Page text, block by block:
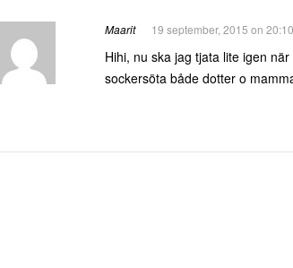
Maarit 19 september, 2015 on 20:10
Hihi, nu ska jag tjata lite igen
sockersöta både dotter o